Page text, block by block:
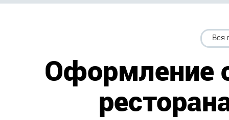
Вся
Оформление